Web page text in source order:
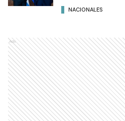
NACIONALES
Ads